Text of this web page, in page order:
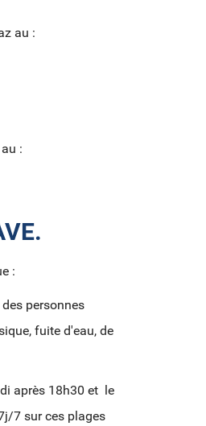
au :
:
:
personnes
fuite d'eau, de
après 18h30 et le
7 sur ces plages